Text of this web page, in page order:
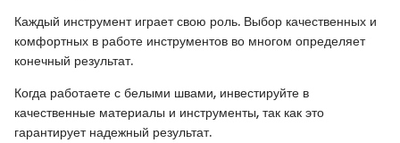
Каждый инструмент играет свою роль. Выбор качественных и
комфортных в работе инструментов во многом определяет
конечный результат.
Когда работаете с белыми швами, инвестируйте в
качественные материалы и инструменты, так как это
гарантирует надежный результат.